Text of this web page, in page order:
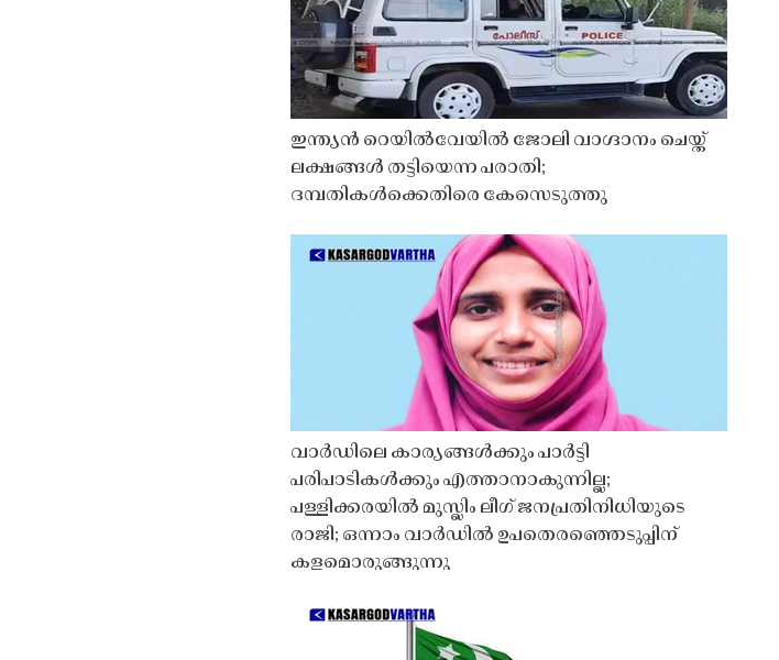
ഇന്ത്യൻ റെയിൽവേയിൽ ജോലി വാഗ്ദാനം ചെയ്ത്
ലക്ഷങ്ങൾ തട്ടിയെന്ന പരാതി;
ദമ്പതികൾക്കെതിരെ കേസെടുത്തു
വാർഡിലെ കാര്യങ്ങൾക്കും പാർട്ടി
പരിപാടികൾക്കും എത്താനാകുന്നില്ല;
പള്ളിക്കരയിൽ മുസ്ലിം ലീഗ് ജനപ്രതിനിധിയുടെ
രാജി; ഒന്നാം വാർഡിൽ ഉപതെരഞ്ഞെടുപ്പിന്
കളമൊരുങ്ങുന്നു